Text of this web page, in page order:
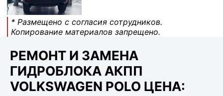
* Размещено с согласия сотрудников.
Копирование материалов запрещено.
РЕМОНТ И ЗАМЕНА
ГИДРОБЛОКА АКПП
VOLKSWAGEN POLO ЦЕНА: